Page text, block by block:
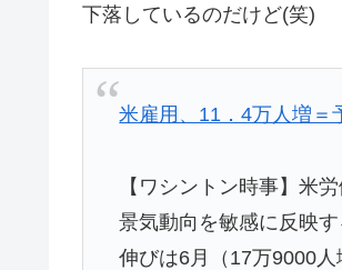
下落しているのだけど(笑)
米雇用、11．4万人増
【ワシントン時事】米
景気動向を敏感に反映
伸びは6月（17万9000